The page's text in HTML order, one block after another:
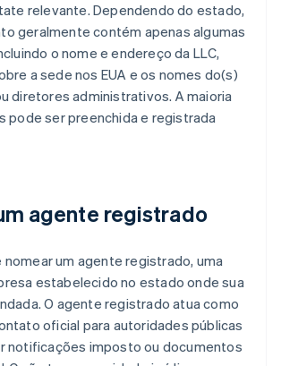
relevante. Dependendo do estado,
geralmente contém apenas algumas
o nome e endereço da LLC,
a sede nos EUA e os nomes do(s)
diretores administrativos. A maioria
pode ser preenchida e registrada
agente registrado
nomear um agente registrado, uma
estabelecido no estado onde sua
O agente registrado atua como
oficial para autoridades públicas
notificações imposto ou documentos